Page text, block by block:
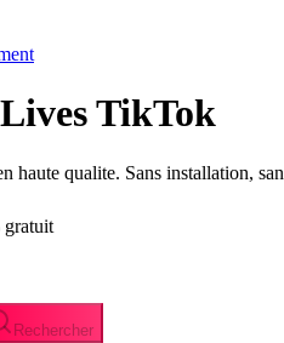
Lives TikTok
haute qualite. Sans installation,
gratuit
Rechercher